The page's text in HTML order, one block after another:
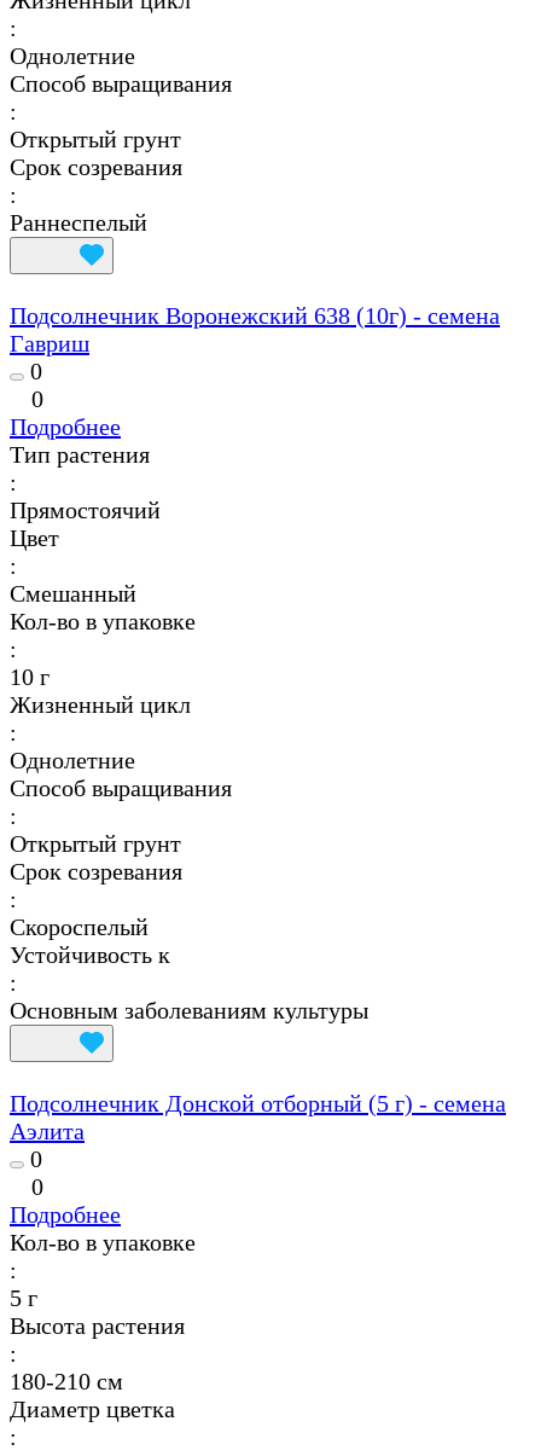
:
Однолетние
Способ выращивания
:
Открытый грунт
Срок созревания
:
Раннеспелый
Подсолнечник Воронежский 638 (10г) - семена
Гавриш
0
0
Подробнее
Тип растения
:
Прямостоячий
Цвет
:
Смешанный
Кол-во в упаковке
:
10 г
Жизненный цикл
:
Однолетние
Способ выращивания
:
Открытый грунт
Срок созревания
:
Скороспелый
Устойчивость к
:
Основным заболеваниям культуры
Подсолнечник Донской отборный (5 г) - семена
Аэлита
0
0
Подробнее
Кол-во в упаковке
:
5 г
Высота растения
:
180-210 см
Диаметр цветка
: